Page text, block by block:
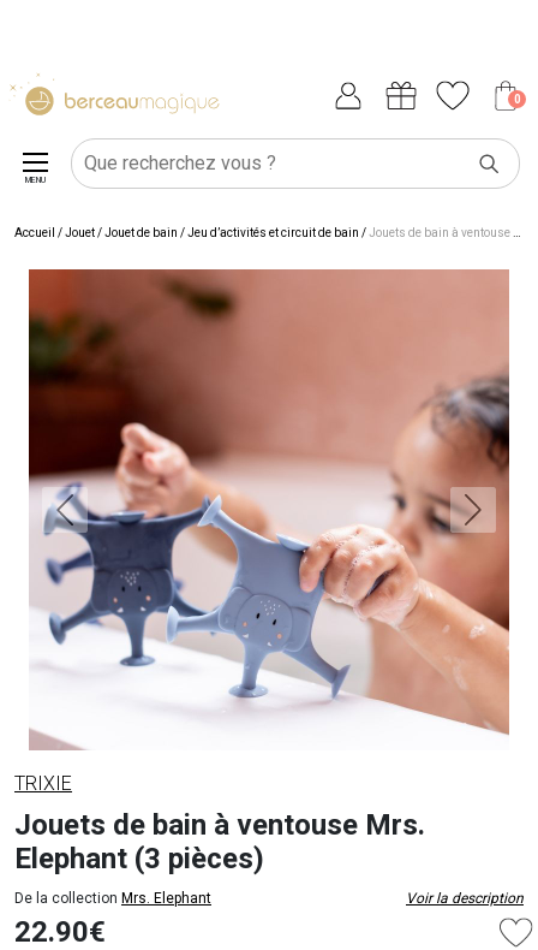
0
MENU
Accueil /Jouet/Jouet de bain /Jeu d’activités et circuit de bain /Jouets de bain à ventouse Mrs. Elephant (3 pièces)
TRIXIE
Jouets de bain à ventouse Mrs.
Elephant (3 pièces)
De la collection Mrs. Elephant Voir la description
22.90€